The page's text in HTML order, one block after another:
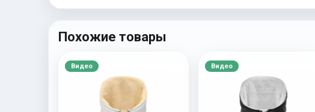
Похожие товары
Видео Видео